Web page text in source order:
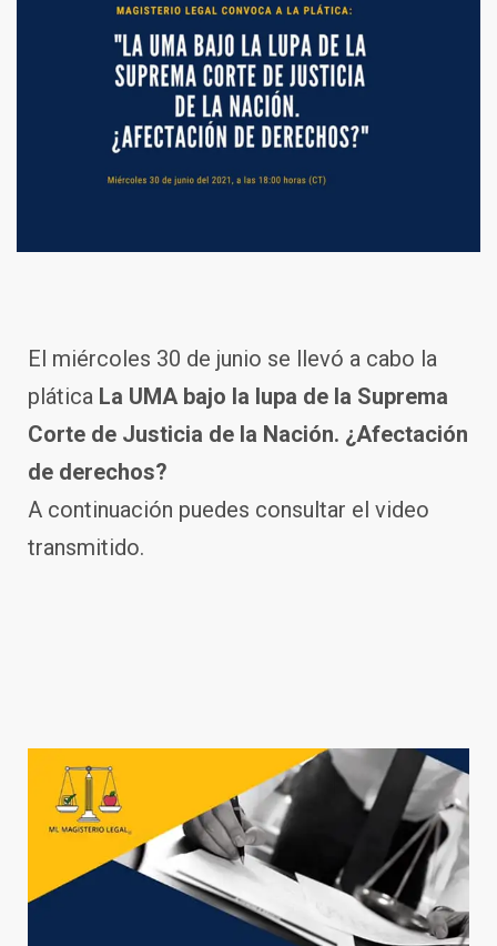
El miércoles 30 de junio se llevó a cabo la
plática La UMA bajo la lupa de la Suprema
Corte de Justicia de la Nación. ¿Afectación
de derechos?
A continuación puedes consultar el video
transmitido.